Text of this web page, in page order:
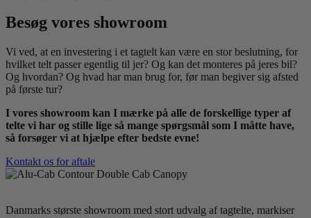
Besøg vores showroom
Vi ved, at en investering i et tagtelt kan være en stor beslutning, for
hvilket telt passer egentlig til jer? Og kan det monteres på jeres bil?
Og hvordan? Og hvad har man brug for, før man begiver sig afsted
på første tur?
I vores showroom kan I mærke på alle de forskellige typer af
telte vi har og stille lige så mange spørgsmål som I måtte have,
så forsøger vi at hjælpe efter bedste evne!
Kontakt os for aftale
Danmarks største showroom med stort udvalg af tagtelte, markiser